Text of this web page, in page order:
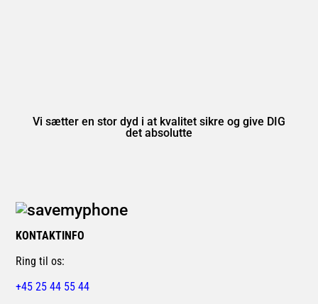
Vi sætter en stor dyd i at kvalitet sikre og give DIG
det absolutte
KONTAKTINFO
Ring til os:
+45 25 44 55 44